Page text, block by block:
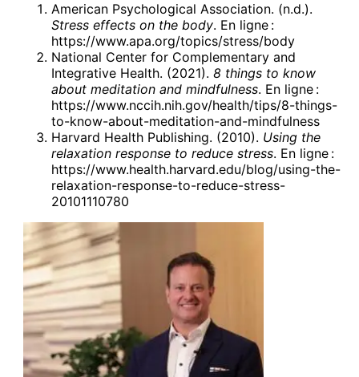
American Psychological Association. (n.d.).
Stress effects on the body. En ligne :
https://www.apa.org/topics/stress/body
National Center for Complementary and
Integrative Health. (2021). 8 things to know
about meditation and mindfulness. En ligne :
https://www.nccih.nih.gov/health/tips/8-things-
to-know-about-meditation-and-mindfulness
Harvard Health Publishing. (2010). Using the
relaxation response to reduce stress. En ligne :
https://www.health.harvard.edu/blog/using-the-
relaxation-response-to-reduce-stress-
20101110780